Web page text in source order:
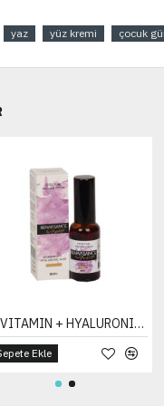
yaz yüz kremi çocuk
C VITAMIN + HYALURONIC ACID
Ekle